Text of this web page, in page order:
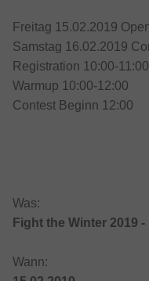
Freitag 15.02.2019
Samstag 16.02.2019
Registration 10:00-11:00
Warmup 10:00-12:00
Contest Beginn 12:00
Was:
Fight the Winter 2019
Wann: